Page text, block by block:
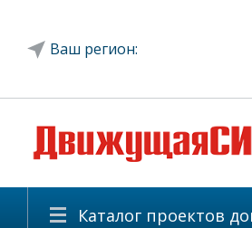
Ваш регион:
Каталог проектов